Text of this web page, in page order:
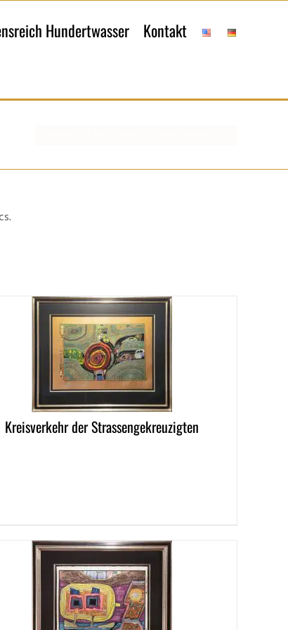
Hundertwasser Kontakt
Kreisverkehr der Strassengekreuzigten